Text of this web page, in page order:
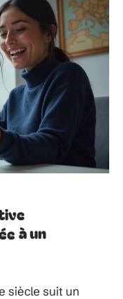
à un
siècle suit un